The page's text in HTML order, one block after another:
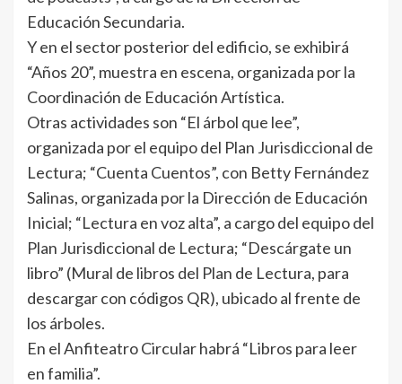
Educación Secundaria.
Y en el sector posterior del edificio, se exhibirá
“Años 20”, muestra en escena, organizada por la
Coordinación de Educación Artística.
Otras actividades son “El árbol que lee”,
organizada por el equipo del Plan Jurisdiccional de
Lectura; “Cuenta Cuentos”, con Betty Fernández
Salinas, organizada por la Dirección de Educación
Inicial; “Lectura en voz alta”, a cargo del equipo del
Plan Jurisdiccional de Lectura; “Descárgate un
libro” (Mural de libros del Plan de Lectura, para
descargar con códigos QR), ubicado al frente de
los árboles.
En el Anfiteatro Circular habrá “Libros para leer
en familia”.